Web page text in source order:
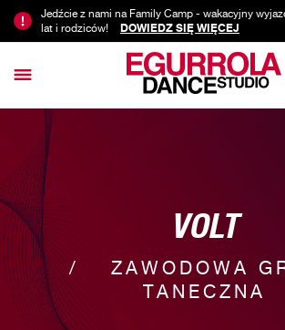
Jedźcie z nami na Family Camp - wakacyjny
lat i rodziców!
DOWIEDZ SIĘ WIĘCEJ
VOLT
ZAWODOWA
TANECZNA